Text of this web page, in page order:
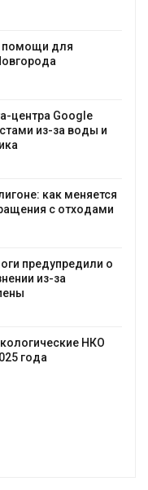
для
Google
из-за воды и
как меняется
с отходами
предупредили о
из-за
НКО
года